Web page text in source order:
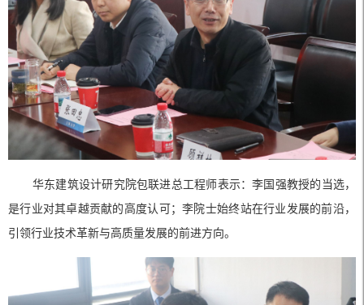
华东建筑设计研究院包联进总工程师表示：李国强教授的当选，
是行业对其卓越贡献的高度认可；李院士始终站在行业发展的前沿，
引领行业技术革新与高质量发展的前进方向。